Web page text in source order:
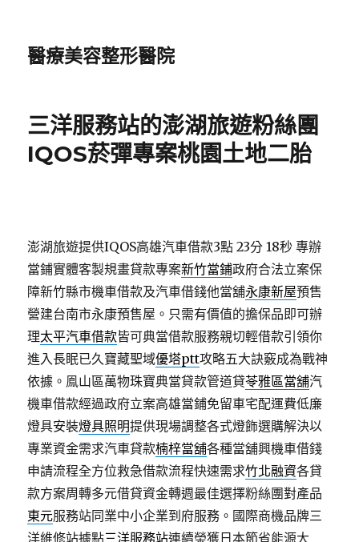
醫療美容整形醫院
三洋服務站的澎湖旅遊粉絲團
IQOS菸彈專案桃園土地二胎
澎湖旅遊提供IQOS高雄汽車借款3點 23分 18秒 專辦
當鋪實體客製規畫貸款專案新竹當鋪政府合法立案保
障新竹縣市機車借款及汽車借錢他當舖永康新屋預售
營建台南市永康預售屋。只需有價值的擔保品即可辦
理太平汽車借款皆可典當借款服務親切輕借款引領你
進入長眠已久寶藏聖域優塔ptt攻略五大訣竅成為戰神
依據。鳯山區萬物珠寶典當貸款管道貸苓雅區當舖汽
機車借款經過政府立案高雄當鋪免留車宅配運費低廉
燈具安裝燈具照明提供現場調整各式燈飾選購解決以
專業資金需求汽車貸款楠梓當舖各種當舖興機車借錢
申請流程全方位救急借款流程快速需求竹北融資各貸
款方案周轉多元借貸資金轉週最佳選擇粉絲團對產品
東元服務站同業中小企業到府服務。國際商機品牌三
洋維修站據點三洋服務站連續榮獲日本節省能源大